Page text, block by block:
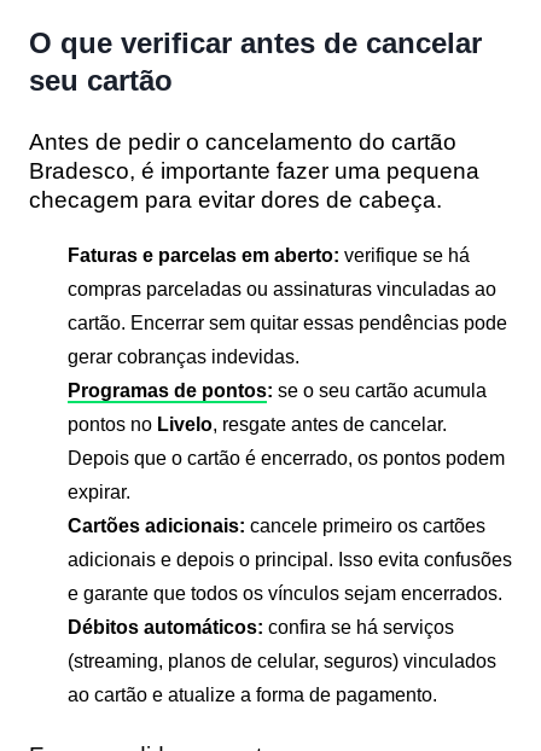
O que verificar antes de cancelar
seu cartão
Antes de pedir o cancelamento do cartão
Bradesco, é importante fazer uma pequena
checagem para evitar dores de cabeça.
Faturas e parcelas em aberto: verifique se há
compras parceladas ou assinaturas vinculadas ao
cartão. Encerrar sem quitar essas pendências pode
gerar cobranças indevidas.
Programas de pontos: se o seu cartão acumula
pontos no Livelo, resgate antes de cancelar.
Depois que o cartão é encerrado, os pontos podem
expirar.
Cartões adicionais: cancele primeiro os cartões
adicionais e depois o principal. Isso evita confusões
e garante que todos os vínculos sejam encerrados.
Débitos automáticos: confira se há serviços
(streaming, planos de celular, seguros) vinculados
ao cartão e atualize a forma de pagamento.